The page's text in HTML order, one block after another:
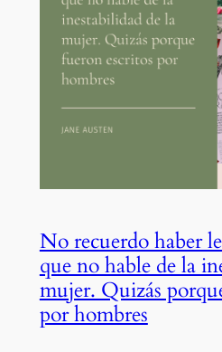
No recuerdo haber
que no hable de la
mujer. Quizás
por hombres